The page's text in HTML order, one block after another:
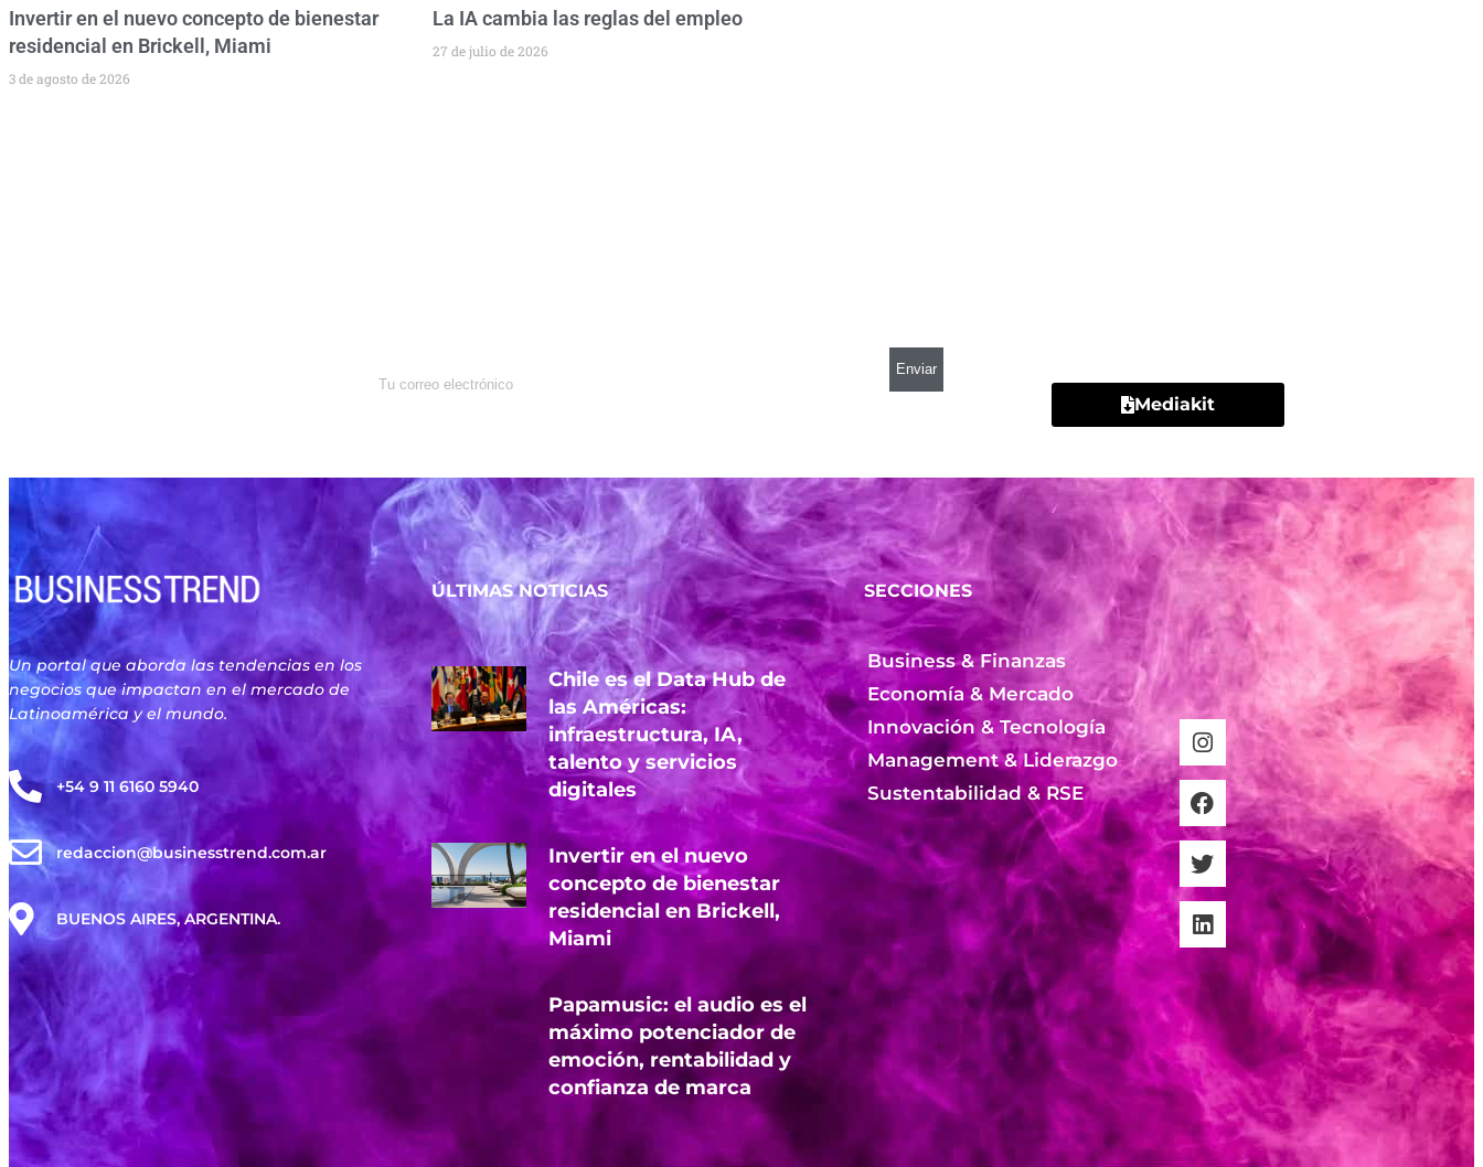
Invertir en el nuevo concepto de bienestar
residencial en Brickell, Miami
3 de agosto de 2026
La IA cambia las reglas del empleo
27 de julio de 2026
Mediakit
Un portal que aborda las tendencias en los
negocios que impactan en el mercado de
Latinoamérica y el mundo.
+54 9 11 6160 5940
redaccion@businesstrend.com.ar
BUENOS AIRES, ARGENTINA.
ÚLTIMAS NOTICIAS
Chile es el Data Hub de
las Américas:
infraestructura, IA,
talento y servicios
digitales
Invertir en el nuevo
concepto de bienestar
residencial en Brickell,
Miami
Papamusic: el audio es el
máximo potenciador de
emoción, rentabilidad y
confianza de marca
SECCIONES
Business & Finanzas
Economía & Mercado
Innovación & Tecnología
Management & Liderazgo
Sustentabilidad & RSE